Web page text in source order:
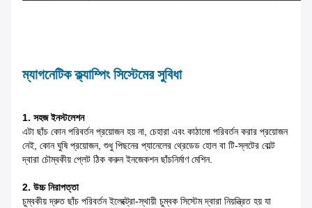
ম্যাগনেটিক ক্ল্যাম্পিং সিস্টেমের সুবিধা
1. সহজ ইনস্টলেশন
এটা ছাঁচ কোন পরিবর্তন প্রয়োজন হয় না, চেহারা এবং কাঠামো পরিবর্তন করার প্রয়োজন
নেই, কোন ঘুষি প্রয়োজন, শুধু পিছনের প্যানেলের থ্রেডেড হোল বা টি-স্লটের বোল্ট
দ্বারা চৌম্বকীয় প্লেট ঠিক করুনইনজেকশন ছাঁচনির্মাণ মেশিন.
2. উচ্চ নিরাপত্তা
চুম্বকীয় দ্রুত ছাঁচ পরিবর্তন ইলেক্ট্রো-স্থায়ী চুম্বক সিস্টেম দ্বারা নিয়ন্ত্রিত হয় যা